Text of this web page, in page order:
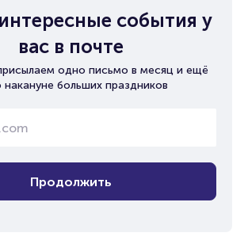
события у
вас в почте
одно письмо в месяц и ещё
больших праздников
Продолжить